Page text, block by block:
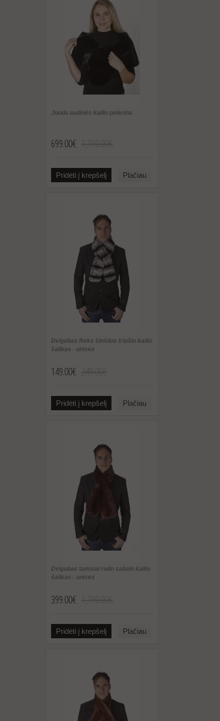
Juoda audinės kailio pelerina
699.00€
Pridėti į krepšelį Plačiau
Dvigubas Reks šinšilos triušio kailio
šalikas - unisex
149.00€
Pridėti į krepšelį Plačiau
Dvigubas tamsiai rudo sabalo kailio
šalikas - unisex
399.00€
Pridėti į krepšelį Plačiau